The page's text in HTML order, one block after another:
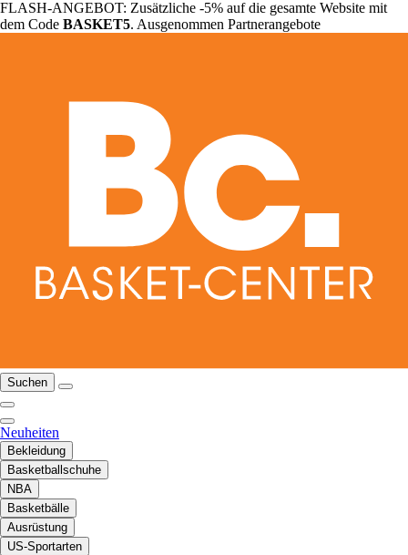
FLASH-ANGEBOT: Zusätzliche -5% auf die gesamte Website mit
dem Code BASKET5. Ausgenommen Partnerangebote
Suchen
Neuheiten
Bekleidung
Basketballschuhe
NBA
Basketbälle
Ausrüstung
US-Sportarten